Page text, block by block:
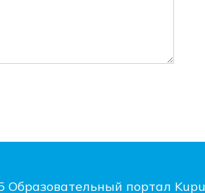
Образовательный портал